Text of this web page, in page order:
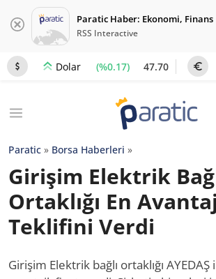
Paratic Haber: Ekonomi, Finans
RSS Interactive
Dolar (%0.17) 47.70
Paratic » Borsa Haberleri »
Girişim Elektrik
Ortaklığı En
Teklifini Verdi
Girişim Elektrik bağlı ortaklığı